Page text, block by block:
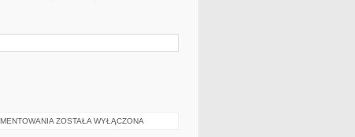
DIABETOLOGIA
ZOSTAŁA WYŁĄCZONA